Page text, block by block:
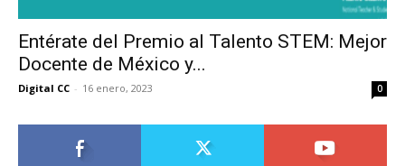
Entérate del Premio al Talento STEM: Mejor
Docente de México y...
Digital CC - 16 enero, 2023 0